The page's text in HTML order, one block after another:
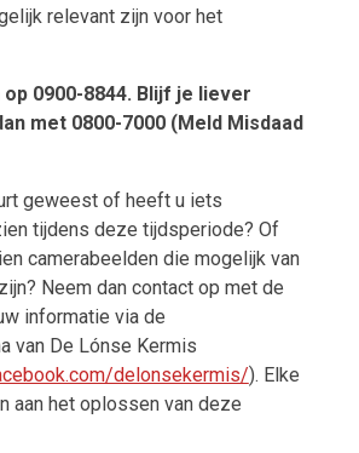
relevant zijn voor het
0900-8844. Blijf je liever
met 0800-7000 (Meld Misdaad
geweest of heeft u iets
tijdens deze tijdsperiode? Of
camerabeelden die mogelijk van
Neem dan contact op met de
informatie via de
van De Lónse Kermis
delonsekermis/). Elke
aan het oplossen van deze